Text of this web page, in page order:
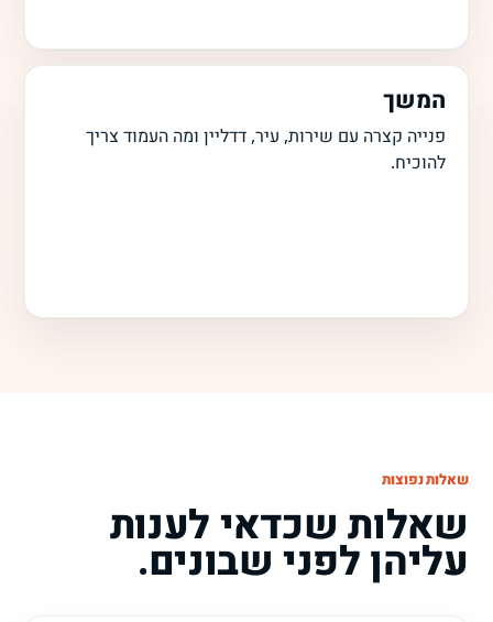
המשך
פנייה קצרה עם שירות, עיר, דדליין ומה העמוד צריך
להוכיח.
שאלות נפוצות
שאלות שכדאי לענות
עליהן לפני שבונים.